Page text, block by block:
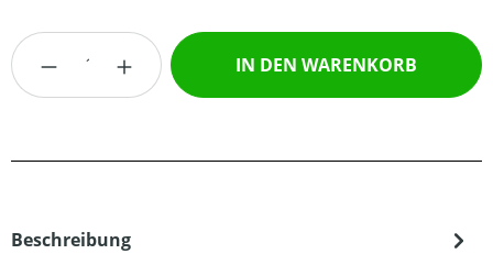
Produkt Anzahl: Gib den gewünschten
IN DEN WARENKORB
Beschreibung